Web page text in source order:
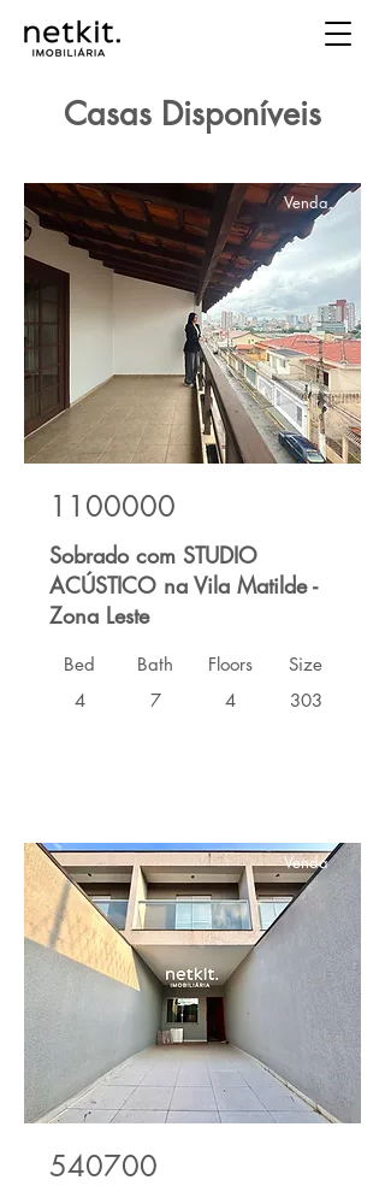
Casas Disponíveis
Venda
1100000
Sobrado com STUDIO
ACÚSTICO na Vila Matilde -
Zona Leste
Bed
4
Bath
7
Floors
4
Size
303
Venda
540700